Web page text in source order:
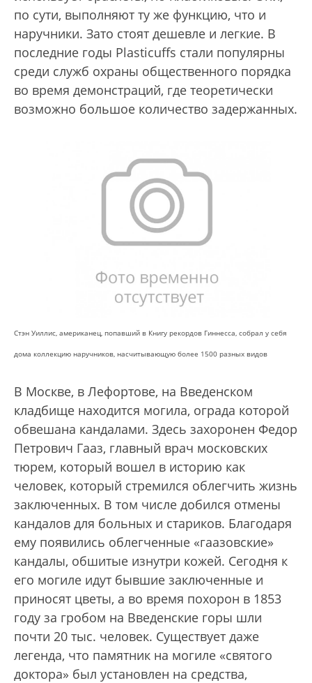
по сути, выполняют ту же функцию, что и
наручники. Зато стоят дешевле и легкие. В
последние годы Plastiсuffs стали популярны
среди служб охраны общественного порядка
во время демонстраций, где теоретически
возможно большое количество задержанных.
Стэн Уиллис, американец, попавший в Книгу рекордов Гиннесса, собрал у себя
дома коллекцию наручников, насчитывающую более 1500 разных видов
В Москве, в Лефортове, на Введенском
кладбище находится могила, ограда которой
обвешана кандалами. Здесь захоронен Федор
Петрович Гааз, главный врач московских
тюрем, который вошел в историю как
человек, который стремился облегчить жизнь
заключенных. В том числе добился отмены
кандалов для больных и стариков. Благодаря
ему появились облегченные «гаазовские»
кандалы, обшитые изнутри кожей. Сегодня к
его могиле идут бывшие заключенные и
приносят цветы, а во время похорон в 1853
году за гробом на Введенские горы шли
почти 20 тыс. человек. Существует даже
легенда, что памятник на могиле «святого
доктора» был установлен на средства,